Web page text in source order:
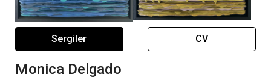
Monica Delgado
Sergiler CV